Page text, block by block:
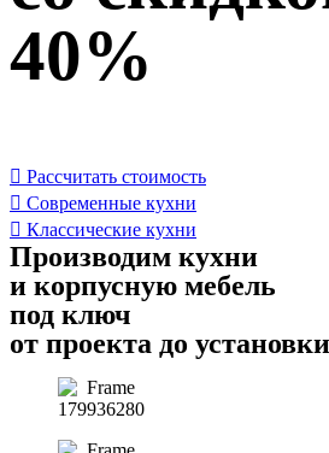
40%
Рассчитать стоимость
Современные кухни
Классические кухни
Производим кухни
и корпусную мебель
под ключ
от проекта до установки